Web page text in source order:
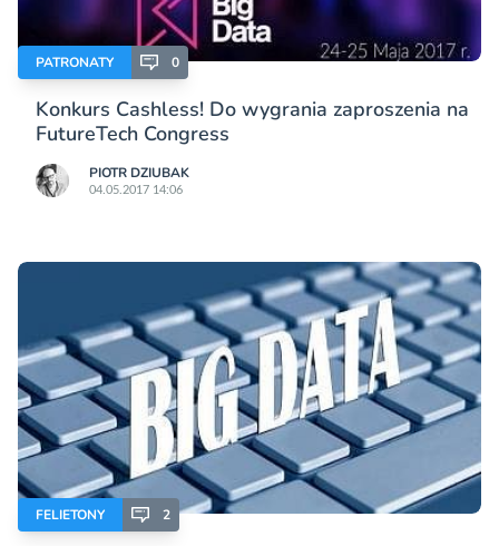
PATRONATY 0
Konkurs Cashless! Do wygrania zaproszenia na
FutureTech Congress
PIOTR DZIUBAK
04.05.2017 14:06
FELIETONY 2